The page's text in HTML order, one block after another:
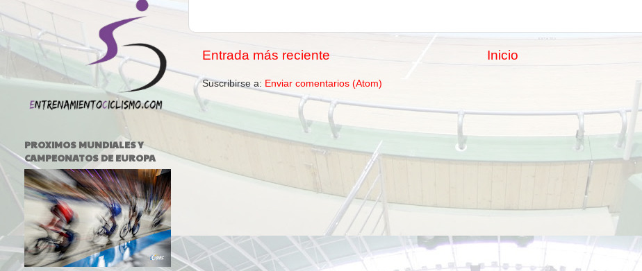
Entrada más reciente Inicio
Suscribirse a: Enviar comentarios (Atom)
PROXIMOS MUNDIALES Y
CAMPEONATOS DE EUROPA